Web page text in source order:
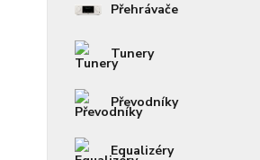
Přehrávače
Tunery
Převodníky
Equalizéry